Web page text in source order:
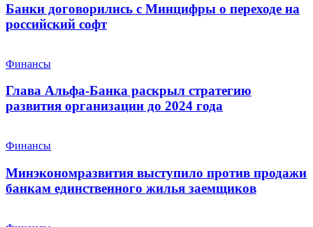
Банки договорились с Минцифры о переходе на
российский софт
Финансы
Глава Альфа-Банка раскрыл стратегию
развития организации до 2024 года
Финансы
Минэкономразвития выступило против продажи
банкам единственного жилья заемщиков